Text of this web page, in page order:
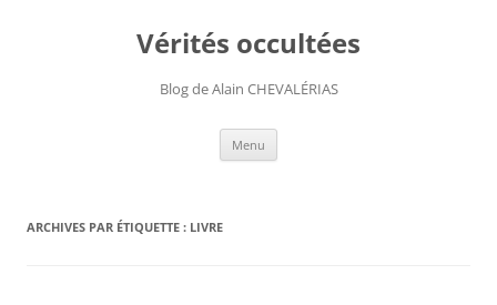
Vérités occultées
Blog de Alain CHEVALÉRIAS
Menu
ARCHIVES PAR ÉTIQUETTE : LIVRE